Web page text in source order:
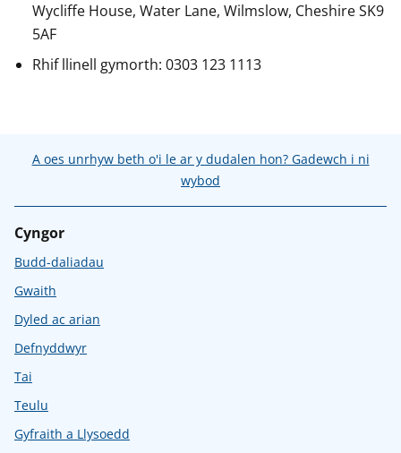
Wycliffe House, Water Lane, Wilmslow, Cheshire SK9
5AF
Rhif llinell gymorth: 0303 123 1113
A oes unrhyw beth o'i le ar y dudalen hon? Gadewch i ni
wybod
Cyngor
Budd-daliadau
Gwaith
Dyled ac arian
Defnyddwyr
Tai
Teulu
Gyfraith a Llysoedd